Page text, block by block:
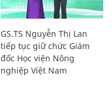
GS.TS Nguyễn Thị Lan
tiếp tục giữ chức Giám
đốc Học viện Nông
nghiệp Việt Nam